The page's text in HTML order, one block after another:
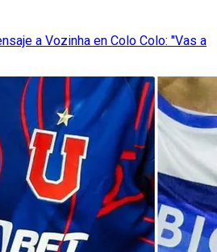
a Vozinha en Colo Colo: "Vas a